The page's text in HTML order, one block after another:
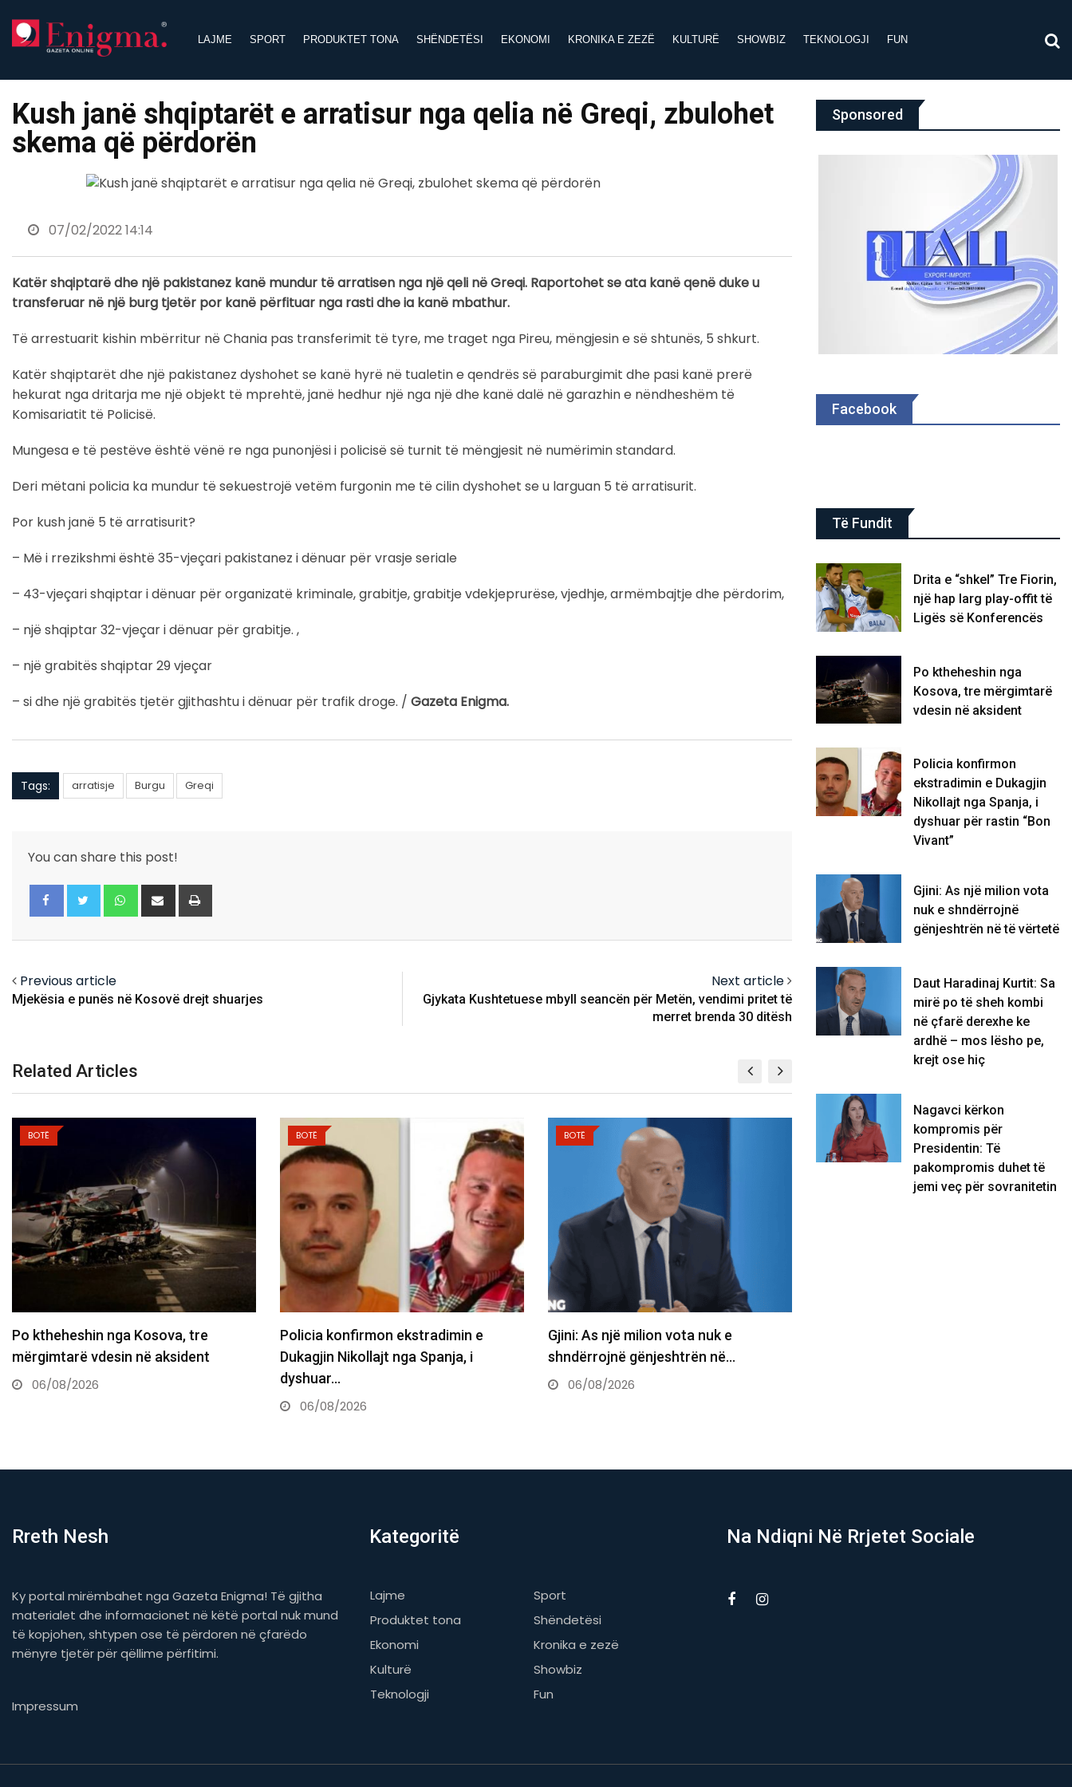
content
LAJME SPORT PRODUKTET TONA SHËNDETËSI EKONOMI KRONIKA E ZEZË KULTURË SHOWBIZ TEKNOLOGJI FUN
Kush janë shqiptarët e arratisur nga qelia në Greqi, zbulohet
skema që përdorën
07/02/2022 14:14
Katër shqiptarë dhe një pakistanez kanë mundur të arratisen nga një qeli në Greqi. Raportohet se ata kanë qenë duke u
transferuar në një burg tjetër por kanë përfituar nga rasti dhe ia kanë mbathur.
Të arrestuarit kishin mbërritur në Chania pas transferimit të tyre, me traget nga Pireu, mëngjesin e së shtunës, 5 shkurt.
Katër shqiptarët dhe një pakistanez dyshohet se kanë hyrë në tualetin e qendrës së paraburgimit dhe pasi kanë prerë
hekurat nga dritarja me një objekt të mprehtë, janë hedhur një nga një dhe kanë dalë në garazhin e nëndheshëm të
Komisariatit të Policisë.
Mungesa e të pestëve është vënë re nga punonjësi i policisë së turnit të mëngjesit në numërimin standard.
Deri mëtani policia ka mundur të sekuestrojë vetëm furgonin me të cilin dyshohet se u larguan 5 të arratisurit.
Por kush janë 5 të arratisurit?
– Më i rrezikshmi është 35-vjeçari pakistanez i dënuar për vrasje seriale
– 43-vjeçari shqiptar i dënuar për organizatë kriminale, grabitje, grabitje vdekjeprurëse, vjedhje, armëmbajtje dhe përdorim,
– një shqiptar 32-vjeçar i dënuar për grabitje. ,
– një grabitës shqiptar 29 vjeçar
– si dhe një grabitës tjetër gjithashtu i dënuar për trafik droge. / Gazeta Enigma.
Tags: arratisje Burgu Greqi
You can share this post!
Whatsapp
Share
via
Previous article
Mjekësia e punës në Kosovë drejt shuarjes
Next article
Gjykata Kushtetuese mbyll seancën për Metën, vendimi pritet të
merret brenda 30 ditësh
Related Articles
BOTË
Po ktheheshin nga Kosova, tre
mërgimtarë vdesin në aksident
06/08/2026
BOTË
Policia konfirmon ekstradimin e
Dukagjin Nikollajt nga Spanja, i
dyshuar…
06/08/2026
BOTË
Gjini: As një milion vota nuk e
shndërrojnë gënjeshtrën në…
06/08/2026
BOTË
Sponsored
Facebook
Të Fundit
Drita e “shkel” Tre Fiorin,
një hap larg play-offit të
Ligës së Konferencës
Po ktheheshin nga
Kosova, tre mërgimtarë
vdesin në aksident
Policia konfirmon
ekstradimin e Dukagjin
Nikollajt nga Spanja, i
dyshuar për rastin “Bon
Vivant”
Gjini: As një milion vota
nuk e shndërrojnë
gënjeshtrën në të vërtetë
Daut Haradinaj Kurtit: Sa
mirë po të sheh kombi
në çfarë derexhe ke
ardhë – mos lësho pe,
krejt ose hiç
Nagavci kërkon
kompromis për
Presidentin: Të
pakompromis duhet të
jemi veç për sovranitetin
Rreth Nesh
Ky portal mirëmbahet nga Gazeta Enigma! Të gjitha
materialet dhe informacionet në këtë portal nuk mund
të kopjohen, shtypen ose të përdoren në çfarëdo
mënyre tjetër për qëllime përfitimi.
Impressum
Kategoritë
Lajme
Sport
Produktet tona
Shëndetësi
Ekonomi
Kronika e zezë
Kulturë
Showbiz
Teknologji
Fun
Na Ndiqni Në Rrjetet Sociale